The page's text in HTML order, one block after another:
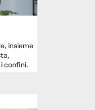
insieme
confini.